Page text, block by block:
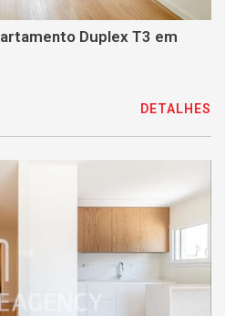
Duplex T3 em
DETALHES